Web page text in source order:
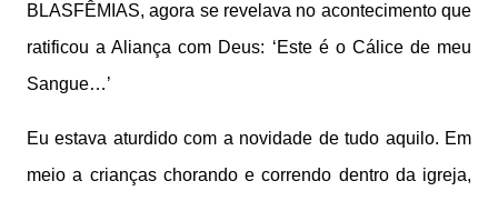
BLASFÊMIAS, agora se revelava no acontecimento que
ratificou a Aliança com Deus: ‘Este é o Cálice de meu
Sangue…’
Eu estava aturdido com a novidade de tudo aquilo. Em
meio a crianças chorando e correndo dentro da igreja,